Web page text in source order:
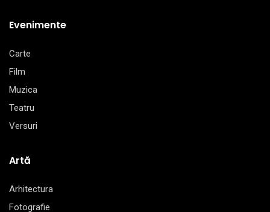
Evenimente
Carte
Film
Muzica
Teatru
Versuri
Artă
Arhitectura
Fotografie